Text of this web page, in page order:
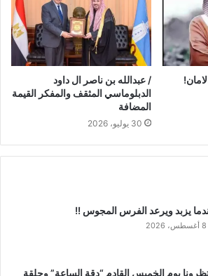
/ عبدالله بن ناصر ال داود
الدبلوماسي المثقف والمفكر القيمة
المضافة
30 يوليو، 2026
يزبد ويرعد الفرس المجوس !!
8 أغسطس، 2026
يوم الخميس القادم “دقة الساعة” وحلقة